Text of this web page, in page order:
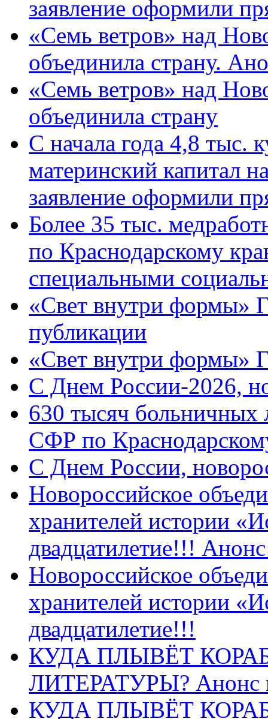
заявление оформили
«Семь ветров» над
объединила страну.
«Семь ветров» над
объединила страну
С начала года 4,8 тыс.
материнский капитал
заявление оформили
Более 35 тыс.
по Краснодарскому
специальными
«Свет внутри формы»
публикации
«Свет внутри формы»
C Днем России-2026,
630 тысяч больничных
СФР по
C Днем России,
Новороссийское
хранителей истории
двадцатилетие!!!
Новороссийское
хранителей истории
двадцатилетие!!!
КУДА ПЛЫВЁТ
ЛИТЕРАТУРЫ? Анонс
КУДА ПЛЫВЁТ